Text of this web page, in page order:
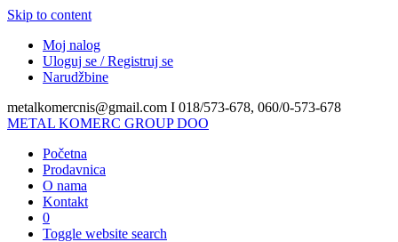
Skip to content
Moj nalog
Uloguj se / Registruj se
Narudžbine
metalkomercnis@gmail.com I 018/573-678, 060/0-573-678
METAL KOMERC GROUP DOO
Početna
Prodavnica
O nama
Kontakt
0
Toggle website search